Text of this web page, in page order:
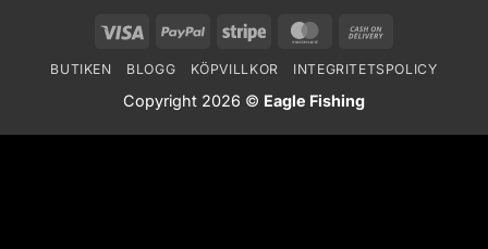
Visa PayPal Stripe MasterCard
Delivery
BUTIKEN BLOGG KÖPVILLKOR INTEGRITETSPOLICY
Copyright 2026 © Eagle Fishing